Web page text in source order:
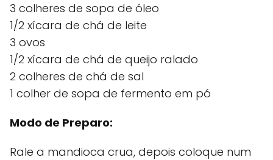
3 colheres de sopa de óleo
1/2 xícara de chá de leite
3 ovos
1/2 xícara de chá de queijo ralado
2 colheres de chá de sal
1 colher de sopa de fermento em pó
Modo de Preparo:
Rale a mandioca crua, depois coloque num